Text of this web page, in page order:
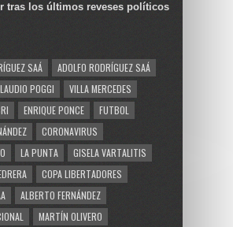
tras los últimos reveses políticos
SAÁ
ADOLFO RODRÍGUEZ SAÁ
POGGI
VILLA MERCEDES
ENRIQUE PONCE
FUTBOL
CORONAVIRUS
LA PUNTA
GISELA VARTALITIS
COPA LIBERTADORES
ALBERTO FERNÁNDEZ
MARTÍN OLIVERO